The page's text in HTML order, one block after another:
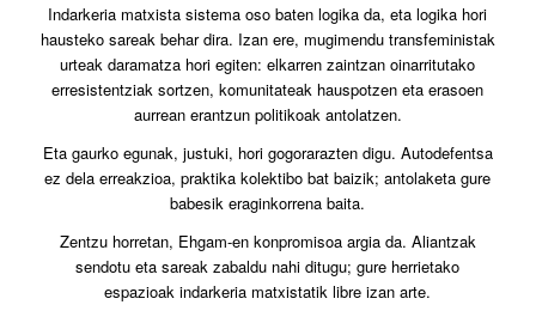
Indarkeria matxista sistema oso baten logika da, eta logika hori
hausteko sareak behar dira. Izan ere, mugimendu transfeministak
urteak daramatza hori egiten: elkarren zaintzan oinarritutako
erresistentziak sortzen, komunitateak hauspotzen eta erasoen
aurrean erantzun politikoak antolatzen.
Eta gaurko egunak, justuki, hori gogorarazten digu. Autodefentsa
ez dela erreakzioa, praktika kolektibo bat baizik; antolaketa gure
babesik eraginkorrena baita.
Zentzu horretan, Ehgam-en konpromisoa argia da. Aliantzak
sendotu eta sareak zabaldu nahi ditugu; gure herrietako
espazioak indarkeria matxistatik libre izan arte.